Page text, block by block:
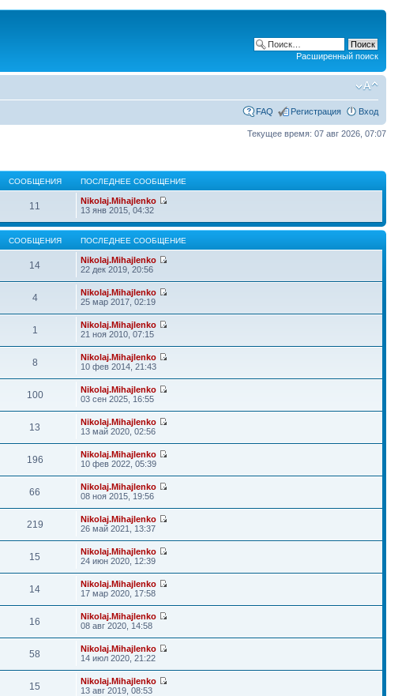
Расширенный поиск
FAQ Регистрация Вход
Текущее время: 07 авг 2026, 07:07
СООБЩЕНИЯ ПОСЛЕДНЕЕ СООБЩЕНИЕ
11
Nikolaj.Mihajlenko
13 янв 2015, 04:32
СООБЩЕНИЯ ПОСЛЕДНЕЕ СООБЩЕНИЕ
14
Nikolaj.Mihajlenko
22 дек 2019, 20:56
4
Nikolaj.Mihajlenko
25 мар 2017, 02:19
1
Nikolaj.Mihajlenko
21 ноя 2010, 07:15
8
Nikolaj.Mihajlenko
10 фев 2014, 21:43
100
Nikolaj.Mihajlenko
03 сен 2025, 16:55
13
Nikolaj.Mihajlenko
13 май 2020, 02:56
196
Nikolaj.Mihajlenko
10 фев 2022, 05:39
66
Nikolaj.Mihajlenko
08 ноя 2015, 19:56
219
Nikolaj.Mihajlenko
26 май 2021, 13:37
15
Nikolaj.Mihajlenko
24 июн 2020, 12:39
14
Nikolaj.Mihajlenko
17 мар 2020, 17:58
16
Nikolaj.Mihajlenko
08 авг 2020, 14:58
58
Nikolaj.Mihajlenko
14 июл 2020, 21:22
15
Nikolaj.Mihajlenko
13 авг 2019, 08:53